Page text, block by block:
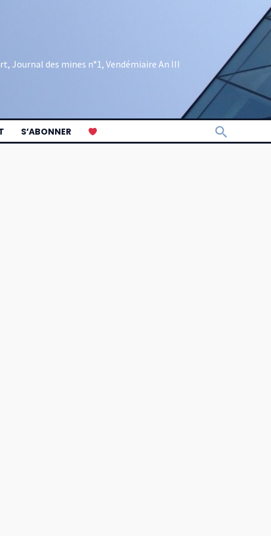
Journal des mines n°1, Vendémiaire An III
S’ABONNER